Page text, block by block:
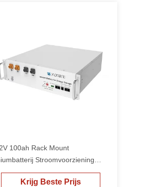
100ah Rack Mount
Stroomvoorziening
energieopslag
Krijg Beste Prijs